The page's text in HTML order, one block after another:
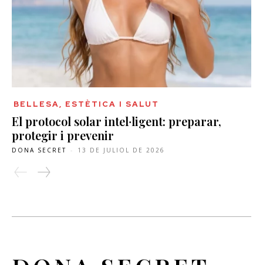
BELLESA, ESTÈTICA I SALUT
El protocol solar intel·ligent: preparar,
protegir i prevenir
DONA SECRET - 13 DE JULIOL DE 2026